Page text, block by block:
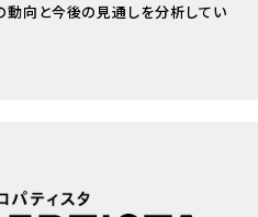
動向と今後の見通しを分析してい